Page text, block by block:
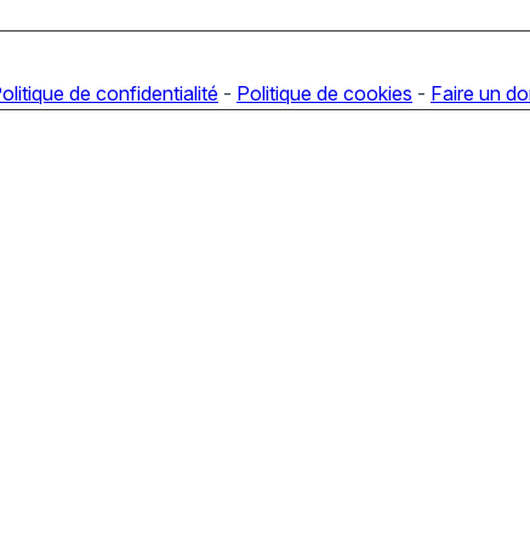
de confidentialité - Politique de cookies - Faire un